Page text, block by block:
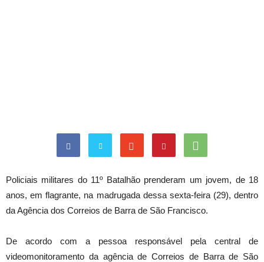
Policiais militares do 11º Batalhão prenderam um jovem, de 18
anos, em flagrante, na madrugada dessa sexta-feira (29), dentro
da Agência dos Correios de Barra de São Francisco.
De acordo com a pessoa responsável pela central de
videomonitoramento da agência de Correios de Barra de São